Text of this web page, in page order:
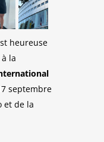
heureuse
la
septembre
et de la